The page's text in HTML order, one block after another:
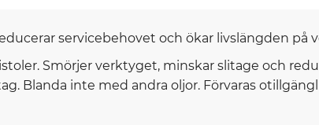
servicebehovet och ökar livslängden på
Smörjer verktyget, minskar slitage och
Blanda inte med andra oljor. Förvaras